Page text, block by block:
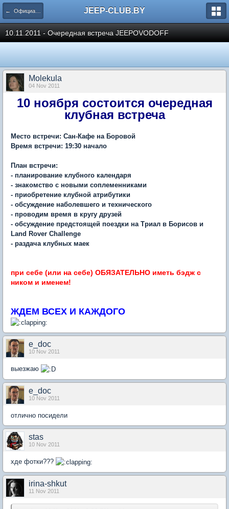
← Официальные клубные мероприятия JEEP-CLUB.BY
10.11.2011 - Очередная встреча JEEPOVODOFF
Molekula
04 Nov 2011
10 ноября состоится очередная
клубная встреча
Место встречи: Сан-Кафе на Боровой
Время встречи: 19:30 начало
План встречи:
- планирование клубного календаря
- знакомство с новыми соплеменниками
- приобретение клубной атрибутики
- обсуждение наболевшего и технического
- проводим время в кругу друзей
- обсуждение предстоящей поездки на Триал в Борисов и
Land Rover Challenge
- раздача клубных маек
при себе (или на себе) ОБЯЗАТЕЛЬНО иметь бэдж с
ником и именем!
ЖДЕМ ВСЕХ И КАЖДОГО
e_doc
10 Nov 2011
выезжаю
e_doc
10 Nov 2011
отлично посидели
stas
10 Nov 2011
хде фотки???
irina-shkut
11 Nov 2011